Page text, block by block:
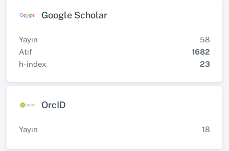
Google Scholar
Yayın
58
Atıf
1682
h-index
23
OrcID
Yayın 18